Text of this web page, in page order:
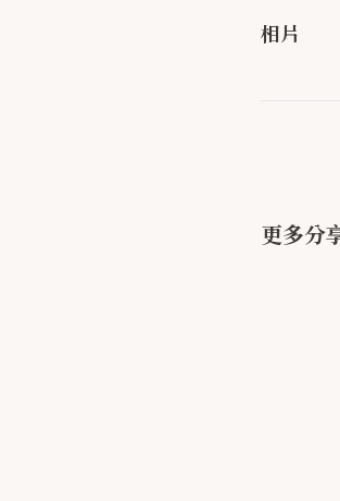
相片
更多分
大推拍拍印！